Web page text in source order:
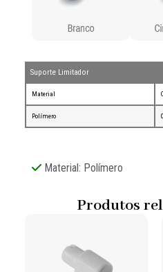
Suporte Limitador
Material
Polímero
Material: Polímero
Produtos